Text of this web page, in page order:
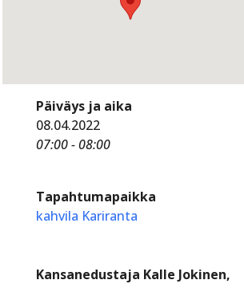
Päiväys ja aika
08.04.2022
07:00 - 08:00
Tapahtumapaikka
kahvila Kariranta
Kansanedustaja Kalle Jokinen,